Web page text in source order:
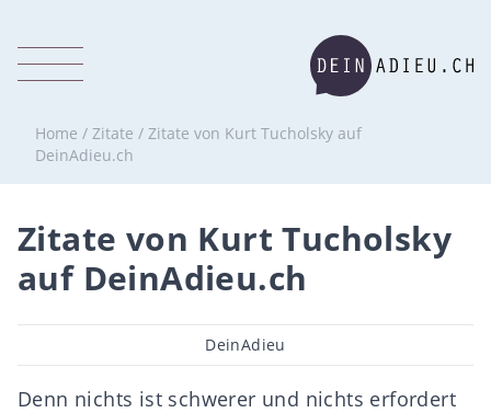
Home / Zitate / Zitate von Kurt Tucholsky auf
DeinAdieu.ch
Zitate von Kurt Tucholsky
auf DeinAdieu.ch
Beitragsautor
DeinAdieu
Denn nichts ist schwerer und nichts erfordert